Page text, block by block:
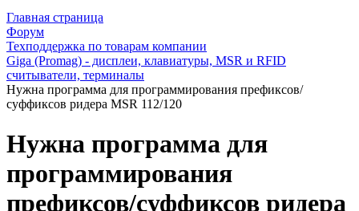
Главная страница
Форум
Техподдержка по товарам компании
Giga (Promag) - дисплеи, клавиатуры, MSR и RFID
считыватели, терминалы
Нужна программа для программирования префиксов/
суффиксов ридера MSR 112/120
Нужна программа для
программирования
префиксов/суффиксов ридера